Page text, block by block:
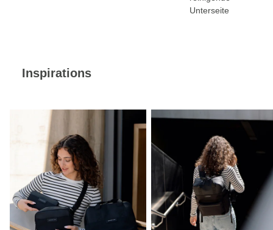
Unterseite
Inspirations